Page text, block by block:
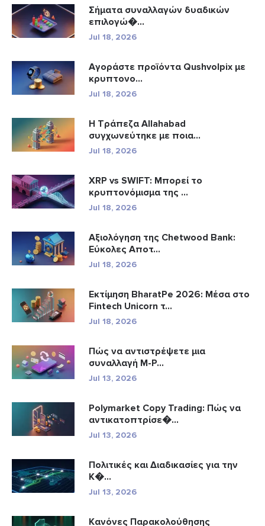
Σήματα συναλλαγών δυαδικών
επιλογώ�...
Jul 18, 2026
Αγοράστε προϊόντα Qushvolpix με
κρυπτονο...
Jul 18, 2026
Η Τράπεζα Allahabad
συγχωνεύτηκε με ποια...
Jul 18, 2026
XRP vs SWIFT: Μπορεί το
κρυπτονόμισμα της ...
Jul 18, 2026
Αξιολόγηση της Chetwood Bank:
Εύκολες Αποτ...
Jul 18, 2026
Εκτίμηση BharatPe 2026: Μέσα στο
Fintech Unicorn τ...
Jul 18, 2026
Πώς να αντιστρέψετε μια
συναλλαγή M-P...
Jul 13, 2026
Polymarket Copy Trading: Πώς να
αντικατοπτρίσε�...
Jul 13, 2026
Πολιτικές και Διαδικασίες για την
Κ�...
Jul 13, 2026
Κανόνες Παρακολούθησης